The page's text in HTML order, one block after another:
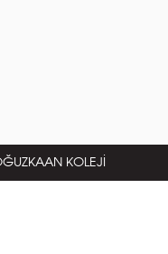
KOLEJİ